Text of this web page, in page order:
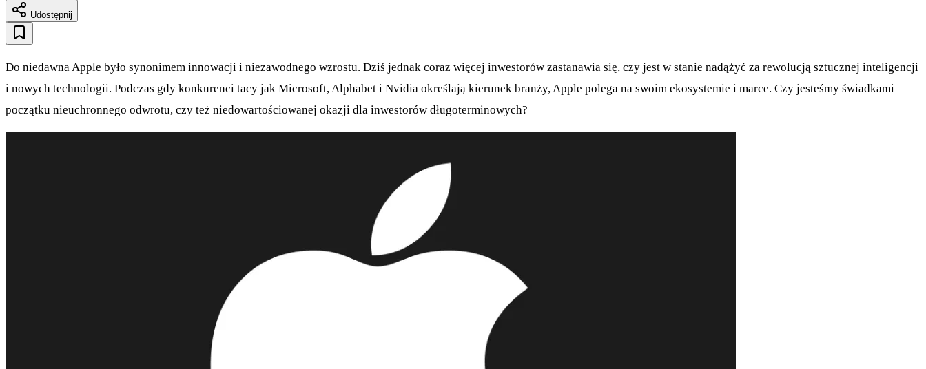
Udostępnij
Do niedawna Apple było synonimem innowacji i niezawodnego wzrostu. Dziś jednak coraz więcej inwestorów zastanawia się, czy jest w stanie nadążyć za rewolucją sztucznej inteligencji
i nowych technologii. Podczas gdy konkurenci tacy jak Microsoft, Alphabet i Nvidia określają kierunek branży, Apple polega na swoim ekosystemie i marce. Czy jesteśmy świadkami
początku nieuchronnego odwrotu, czy też niedowartościowanej okazji dla inwestorów długoterminowych?